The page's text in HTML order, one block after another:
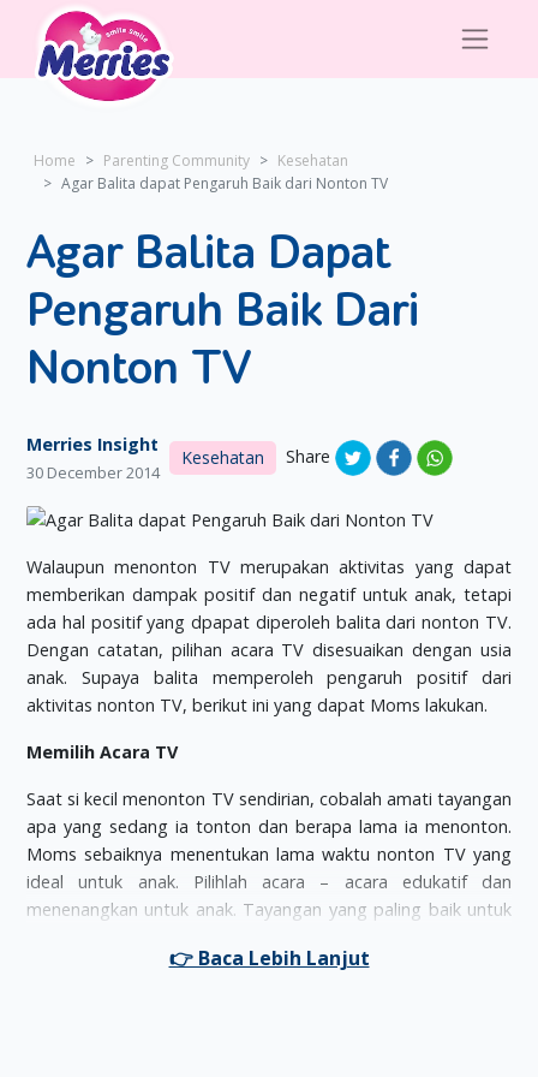
Home Parenting Community
Kesehatan
Agar Balita dapat Pengaruh Baik dari Nonton TV
Agar Balita Dapat
Pengaruh Baik Dari
Nonton TV
Merries Insight
30 December 2014
Kesehatan Share
Walaupun menonton TV merupakan aktivitas yang dapat
memberikan dampak positif dan negatif untuk anak, tetapi
ada hal positif yang dpapat diperoleh balita dari nonton TV.
Dengan catatan, pilihan acara TV disesuaikan dengan usia
anak. Supaya balita memperoleh pengaruh positif dari
aktivitas nonton TV, berikut ini yang dapat Moms lakukan.
Memilih Acara TV
Saat si kecil menonton TV sendirian, cobalah amati tayangan
apa yang sedang ia tonton dan berapa lama ia menonton.
Moms sebaiknya menentukan lama waktu nonton TV yang
ideal untuk anak. Pilihlah acara – acara edukatif dan
menenangkan untuk anak. Tayangan yang paling baik untuk